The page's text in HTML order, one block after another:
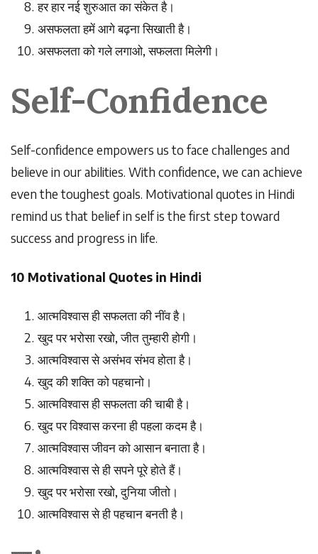
हरहारनईशुरुआतकासंकेतहै।
असफलताहमेंआगेबढ़नासिखातीहै।
असफलताकोगलेलगाओ,सफलतामिलेगी।
Self-Confidence
Self-confidence empowers us to face challenges and
believe in our abilities. With confidence, we can achieve
even the toughest goals. Motivational quotes in Hindi
remind us that belief in self is the first step toward
success and progress in life.
10 Motivational Quotes in Hindi
आत्मविश्वासहीसफलताकीनींवहै।
खुदपरभरोसारखो,जीततुम्हारीहोगी।
आत्मविश्वाससेअसंभवसंभवहोताहै।
खुदकीशक्तिकोपहचानो।
आत्मविश्वासहीसफलताकीचाबीहै।
खुदपरविश्वासकरनाहीपहलाकदमहै।
आत्मविश्वासजीवनकोआसानबनाताहै।
आत्मविश्वाससेहीसपनेपूरेहोतेहैं।
खुदपरभरोसारखो,दुनियाजीतो।
आत्मविश्वाससेहीपहचानबनतीहै।